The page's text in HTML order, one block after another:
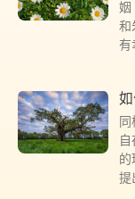
姻
和
有
的
提